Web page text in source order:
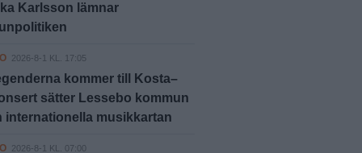
Karlsson lämnar
2026-8-1 KL. 17:05
kommer till Kosta–
sätter Lessebo kommun
internationella musikkartan
2026-8-1 KL. 07:00